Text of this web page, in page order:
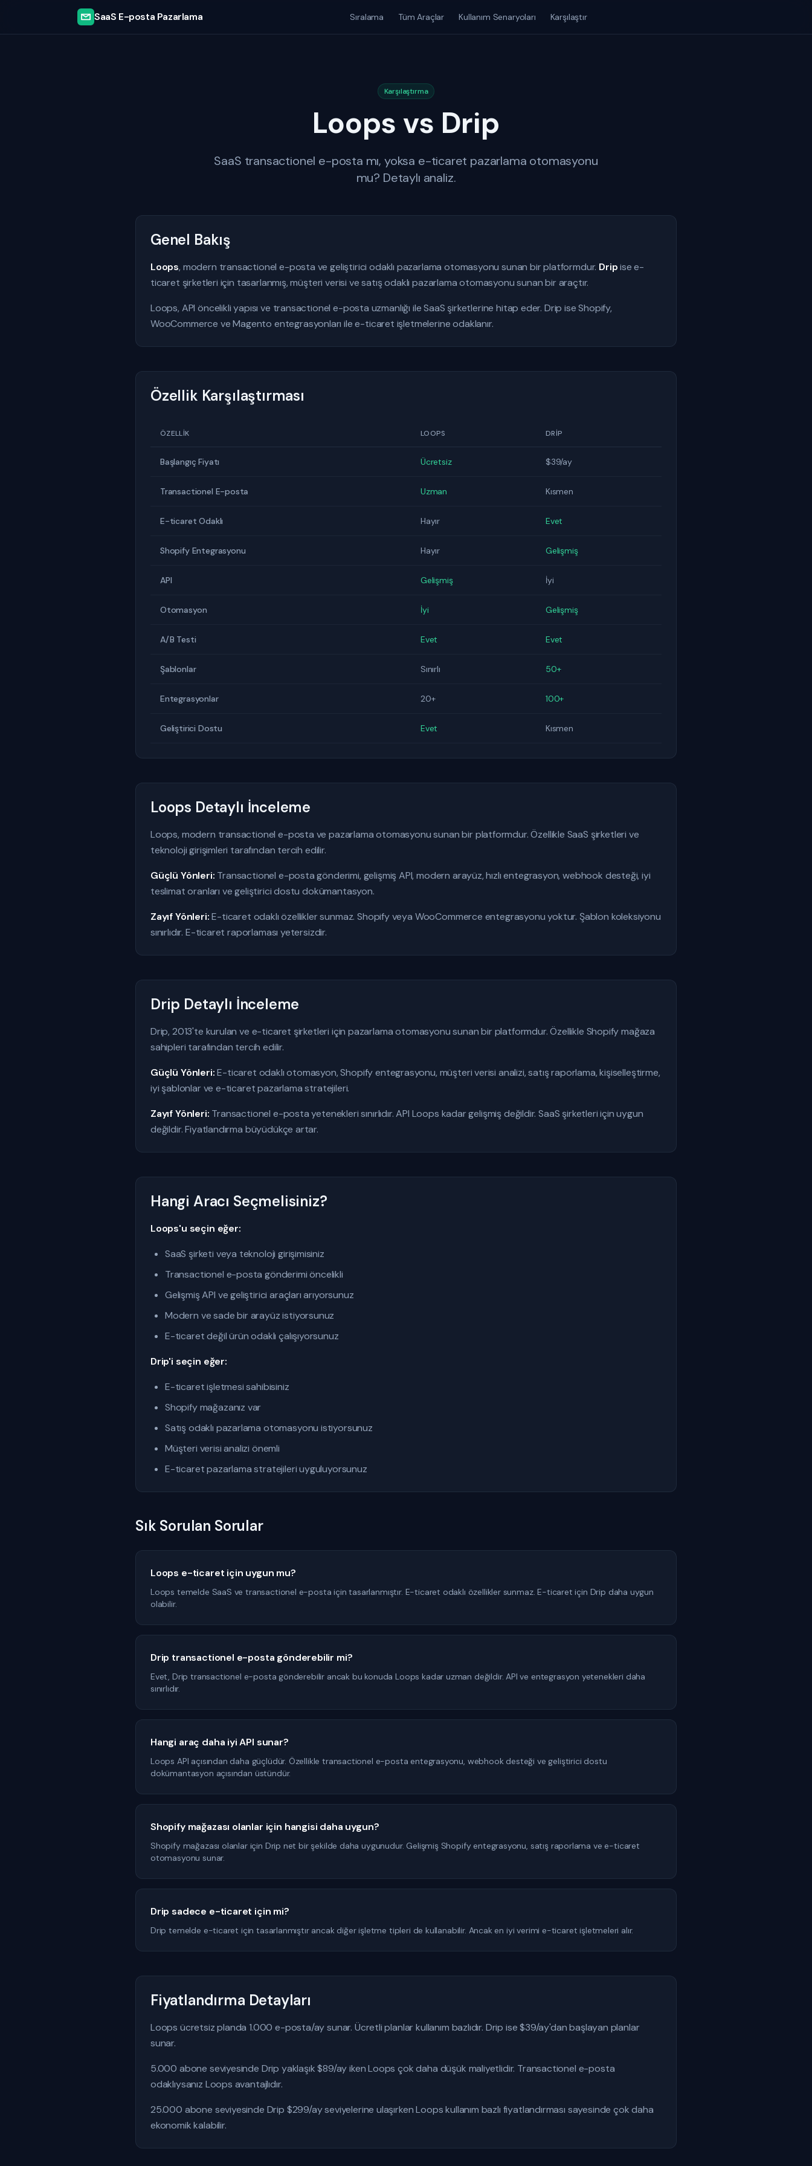
SaaS E-posta Pazarlama Sıralama Tüm Araçlar Kullanım Senaryoları Karşılaştır
Karşılaştırma
Loops vs Drip
SaaS transactionel e-posta mı, yoksa e-ticaret pazarlama otomasyonu
mu? Detaylı analiz.
Genel Bakış
Loops, modern transactionel e-posta ve geliştirici odaklı pazarlama otomasyonu sunan bir platformdur. Dripise e-
ticaret şirketleri için tasarlanmış, müşteri verisi ve satış odaklı pazarlama otomasyonu sunan bir araçtır.
Loops, API öncelikli yapısı ve transactionel e-posta uzmanlığı ile SaaS şirketlerine hitap eder. Drip ise Shopify,
WooCommerce ve Magento entegrasyonları ile e-ticaret işletmelerine odaklanır.
Özellik Karşılaştırması
ÖZELLIK LOOPS DRIP
Başlangıç Fiyatı Ücretsiz $39/ay
Transactionel E-posta Uzman Kısmen
E-ticaret Odaklı Hayır Evet
Shopify Entegrasyonu Hayır Gelişmiş
API Gelişmiş İyi
Otomasyon İyi Gelişmiş
A/B Testi Evet Evet
Şablonlar Sınırlı 50+
Entegrasyonlar 20+ 100+
Geliştirici Dostu Evet Kısmen
Loops Detaylı İnceleme
Loops, modern transactionel e-posta ve pazarlama otomasyonu sunan bir platformdur. Özellikle SaaS şirketleri ve
teknoloji girişimleri tarafından tercih edilir.
Güçlü Yönleri: Transactionel e-posta gönderimi, gelişmiş API, modern arayüz, hızlı entegrasyon, webhook desteği, iyi
teslimat oranları ve geliştirici dostu dokümantasyon.
Zayıf Yönleri:E-ticaret odaklı özellikler sunmaz. Shopify veya WooCommerce entegrasyonu yoktur. Şablon koleksiyonu
sınırlıdır. E-ticaret raporlaması yetersizdir.
Drip Detaylı İnceleme
Drip, 2013'te kurulan ve e-ticaret şirketleri için pazarlama otomasyonu sunan bir platformdur. Özellikle Shopify mağaza
sahipleri tarafından tercih edilir.
Güçlü Yönleri:E-ticaret odaklı otomasyon, Shopify entegrasyonu, müşteri verisi analizi, satış raporlama, kişiselleştirme,
iyi şablonlar ve e-ticaret pazarlama stratejileri.
Zayıf Yönleri: Transactionel e-posta yetenekleri sınırlıdır. API Loops kadar gelişmiş değildir. SaaS şirketleri için uygun
değildir. Fiyatlandırma büyüdükçe artar.
Hangi Aracı Seçmelisiniz?
Loops'u seçin eğer:
SaaS şirketi veya teknoloji girişimisiniz
Transactionel e-posta gönderimi öncelikli
Gelişmiş API ve geliştirici araçları arıyorsunuz
Modern ve sade bir arayüz istiyorsunuz
E-ticaret değil ürün odaklı çalışıyorsunuz
Drip'i seçin eğer:
E-ticaret işletmesi sahibisiniz
Shopify mağazanız var
Satış odaklı pazarlama otomasyonu istiyorsunuz
Müşteri verisi analizi önemli
E-ticaret pazarlama stratejileri uyguluyorsunuz
Sık Sorulan Sorular
Loops e-ticaret için uygun mu?
Loops temelde SaaS ve transactionel e-posta için tasarlanmıştır. E-ticaret odaklı özellikler sunmaz. E-ticaret için Drip daha uygun
olabilir.
Drip transactionel e-posta gönderebilir mi?
Evet, Drip transactionel e-posta gönderebilir ancak bu konuda Loops kadar uzman değildir. API ve entegrasyon yetenekleri daha
sınırlıdır.
Hangi araç daha iyi API sunar?
Loops API açısından daha güçlüdür. Özellikle transactionel e-posta entegrasyonu, webhook desteği ve geliştirici dostu
dokümantasyon açısından üstündür.
Shopify mağazası olanlar için hangisi daha uygun?
Shopify mağazası olanlar için Drip net bir şekilde daha uygunudur. Gelişmiş Shopify entegrasyonu, satış raporlama ve e-ticaret
otomasyonu sunar.
Drip sadece e-ticaret için mi?
Drip temelde e-ticaret için tasarlanmıştır ancak diğer işletme tipleri de kullanabilir. Ancak en iyi verimi e-ticaret işletmeleri alır.
Fiyatlandırma Detayları
Loops ücretsiz planda 1.000 e-posta/ay sunar. Ücretli planlar kullanım bazlıdır. Drip ise $39/ay'dan başlayan planlar
sunar.
5.000 abone seviyesinde Drip yaklaşık $89/ay iken Loops çok daha düşük maliyetlidir. Transactionel e-posta
odaklıysanız Loops avantajlıdır.
25.000 abone seviyesinde Drip $299/ay seviyelerine ulaşırken Loops kullanım bazlı fiyatlandırması sayesinde çok daha
ekonomik kalabilir.